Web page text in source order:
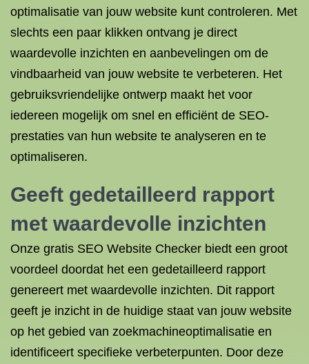
optimalisatie van jouw website kunt controleren. Met
slechts een paar klikken ontvang je direct
waardevolle inzichten en aanbevelingen om de
vindbaarheid van jouw website te verbeteren. Het
gebruiksvriendelijke ontwerp maakt het voor
iedereen mogelijk om snel en efficiënt de SEO-
prestaties van hun website te analyseren en te
optimaliseren.
Geeft gedetailleerd rapport
met waardevolle inzichten
Onze gratis SEO Website Checker biedt een groot
voordeel doordat het een gedetailleerd rapport
genereert met waardevolle inzichten. Dit rapport
geeft je inzicht in de huidige staat van jouw website
op het gebied van zoekmachineoptimalisatie en
identificeert specifieke verbeterpunten. Door deze